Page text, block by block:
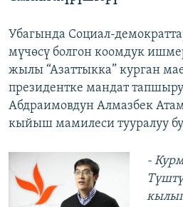
Убагында Социал-
мүчөсү болгон коомдук
жылы “Азаттыкка” курган
президентке мандат
Абдраимовдун Алмазбек
кыйыш мамилеси тууралуу
​-